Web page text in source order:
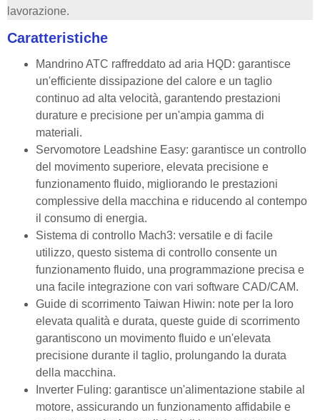
lavorazione.
Caratteristiche
Mandrino ATC raffreddato ad aria HQD: garantisce
un'efficiente dissipazione del calore e un taglio
continuo ad alta velocità, garantendo prestazioni
durature e precisione per un'ampia gamma di
materiali.
Servomotore Leadshine Easy: garantisce un controllo
del movimento superiore, elevata precisione e
funzionamento fluido, migliorando le prestazioni
complessive della macchina e riducendo al contempo
il consumo di energia.
Sistema di controllo Mach3: versatile e di facile
utilizzo, questo sistema di controllo consente un
funzionamento fluido, una programmazione precisa e
una facile integrazione con vari software CAD/CAM.
Guide di scorrimento Taiwan Hiwin: note per la loro
elevata qualità e durata, queste guide di scorrimento
garantiscono un movimento fluido e un'elevata
precisione durante il taglio, prolungando la durata
della macchina.
Inverter Fuling: garantisce un'alimentazione stabile al
motore, assicurando un funzionamento affidabile e